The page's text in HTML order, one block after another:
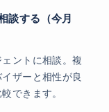
談する（今月
ントに相談。複
ザーと相性が良
できます。